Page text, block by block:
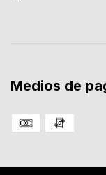
Medios de